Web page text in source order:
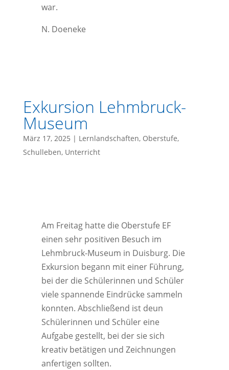
war.
N. Doeneke
Exkursion Lehmbruck-
Museum
März 17, 2025 | Lernlandschaften, Oberstufe,
Schulleben, Unterricht
Am Freitag hatte die Oberstufe EF
einen sehr positiven Besuch im
Lehmbruck-Museum in Duisburg. Die
Exkursion begann mit einer Führung,
bei der die Schülerinnen und Schüler
viele spannende Eindrücke sammeln
konnten. Abschließend ist deun
Schülerinnen und Schüler eine
Aufgabe gestellt, bei der sie sich
kreativ betätigen und Zeichnungen
anfertigen sollten.